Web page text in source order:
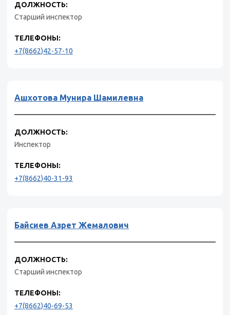
ДОЛЖНОСТЬ:
Старший инспектор
ТЕЛЕФОНЫ:
+7(8662)42-57-10
Ашхотова Мунира Шамилевна
ДОЛЖНОСТЬ:
Инспектор
ТЕЛЕФОНЫ:
+7(8662)40-31-93
Байсиев Азрет Жемалович
ДОЛЖНОСТЬ:
Старший инспектор
ТЕЛЕФОНЫ:
+7(8662)40-69-53